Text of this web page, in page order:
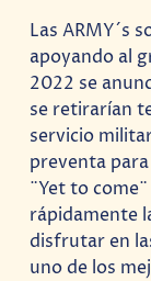
Las ARMY´s
apoyando al
2022 se
se retirarían
servicio
preventa
¨Yet to
rápidamente
disfrutar en
uno de los